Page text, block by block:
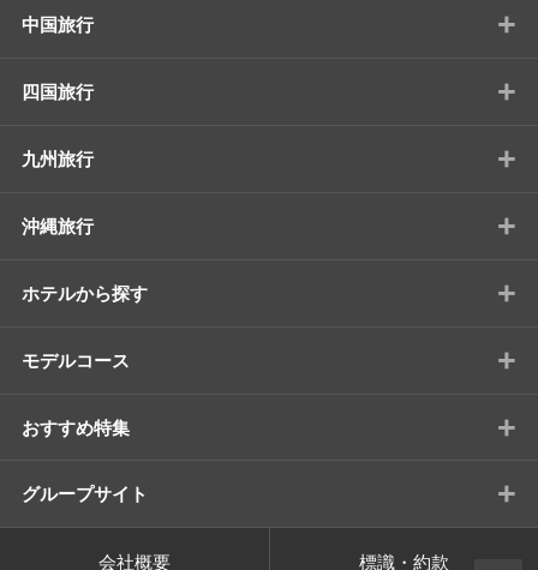
中国旅行 +
四国旅行 +
九州旅行 +
沖縄旅行 +
ホテルから探す +
モデルコース +
おすすめ特集 +
グループサイト +
会社概要 標識・約款